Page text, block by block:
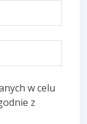
w celu
z